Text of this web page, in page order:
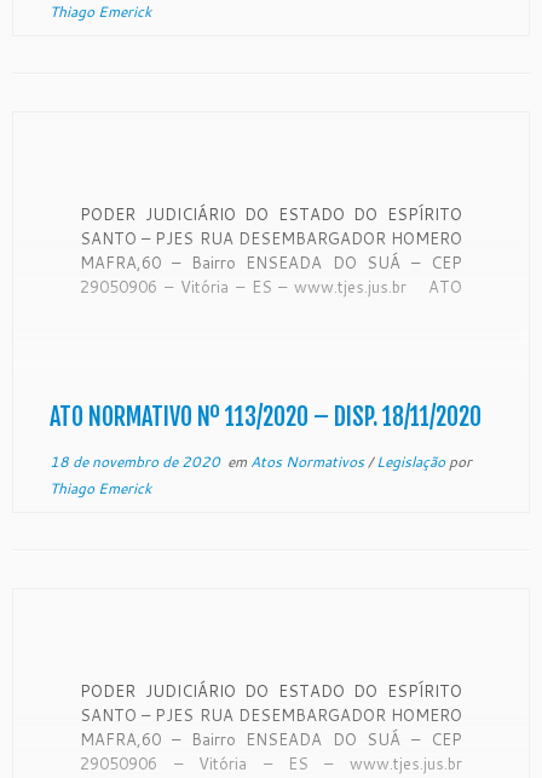
Thiago Emerick
PODER JUDICIÁRIO DO ESTADO DO ESPÍRITO
SANTO – PJES RUA DESEMBARGADOR HOMERO
MAFRA,60 – Bairro ENSEADA DO SUÁ – CEP
29050906 – Vitória – ES – www.tjes.jus.br ATO
ATO NORMATIVO Nº 113/2020 – DISP. 18/11/2020
18 de novembro de 2020em Atos Normativos/Legislaçãopor
Thiago Emerick
PODER JUDICIÁRIO DO ESTADO DO ESPÍRITO
SANTO – PJES RUA DESEMBARGADOR HOMERO
MAFRA,60 – Bairro ENSEADA DO SUÁ – CEP
29050906 – Vitória – ES – www.tjes.jus.br